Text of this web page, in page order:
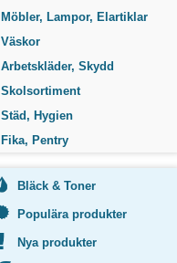
Möbler, Lampor, Elartiklar
Väskor
Arbetskläder, Skydd
Skolsortiment
Städ, Hygien
Fika, Pentry
Bläck & Toner
Populära produkter
Nya produkter
1-2 dagar